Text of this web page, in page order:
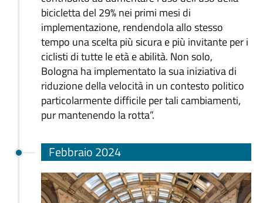
bicicletta del 29% nei primi mesi di
implementazione, rendendola allo stesso
tempo una scelta più sicura e più invitante per i
ciclisti di tutte le età e abilità. Non solo,
Bologna ha implementato la sua iniziativa di
riduzione della velocità in un contesto politico
particolarmente difficile per tali cambiamenti,
pur mantenendo la rotta”.
Febbraio 2024